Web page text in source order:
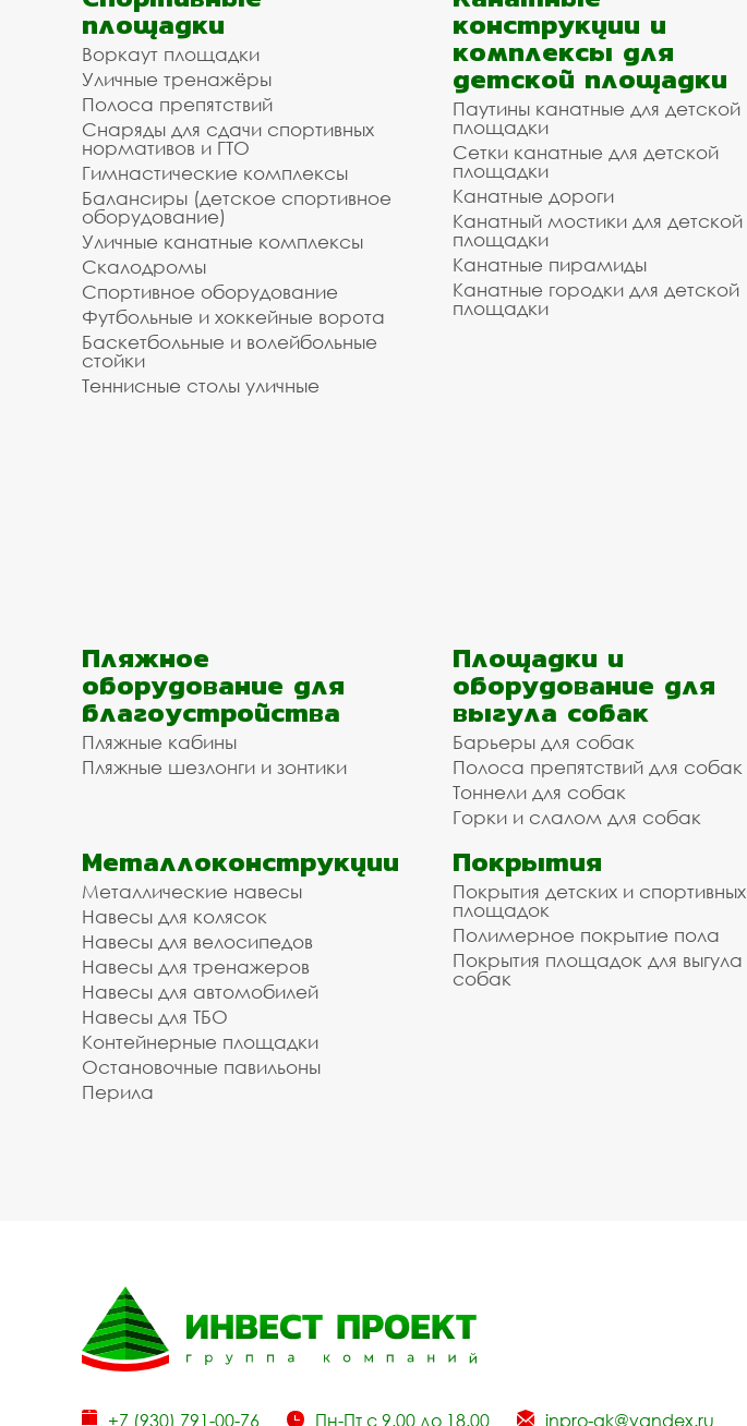
площадки
Воркаут площадки
Уличные тренажёры
Полоса препятствий
Снаряды для сдачи спортивных
нормативов и ГТО
Гимнастические комплексы
Балансиры (детское спортивное
оборудование)
Уличные канатные комплексы
Скалодромы
Спортивное оборудование
Футбольные и хоккейные ворота
Баскетбольные и волейбольные
стойки
Теннисные столы уличные
конструкции и
комплексы для
детской площадки
Паутины канатные для детской
площадки
Сетки канатные для детской
площадки
Канатные дороги
Канатный мостики для детской
площадки
Канатные пирамиды
Канатные городки для детской
площадки
Пляжное
оборудование для
благоустройства
Пляжные кабины
Пляжные шезлонги и зонтики
Площадки и
оборудование для
выгула собак
Барьеры для собак
Полоса препятствий для собак
Тоннели для собак
Горки и слалом для собак
Металлоконструкции
Металлические навесы
Навесы для колясок
Навесы для велосипедов
Навесы для тренажеров
Навесы для автомобилей
Навесы для ТБО
Контейнерные площадки
Остановочные павильоны
Перила
Покрытия
Покрытия детских и спортивных
площадок
Полимерное покрытие пола
Покрытия площадок для выгула
собак
+7 (930) 791-00-76 Пн-Пт с 9.00 до 18.00 inpro-gk@yandex.ru